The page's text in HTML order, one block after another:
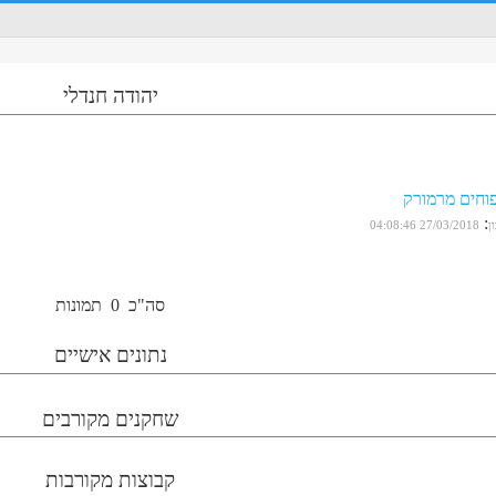
יהודה חנדלי
מרמורק
:
27/03/2018 04:08:46
סה"כ 0 תמונות
נתונים אישיים
שחקנים מקורבים
קבוצות מקורבות